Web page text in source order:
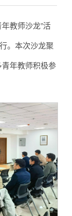
教师沙龙”活
。本次沙龙聚
年教师积极参